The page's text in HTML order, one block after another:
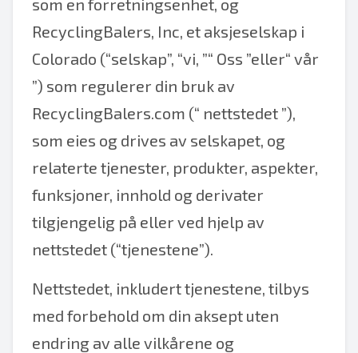
som en forretningsenhet, og
RecyclingBalers, Inc, et aksjeselskap i
Colorado (“selskap”, “vi, ”“ Oss ”eller“ vår
”) som regulerer din bruk av
RecyclingBalers.com (“ nettstedet ”),
som eies og drives av selskapet, og
relaterte tjenester, produkter, aspekter,
funksjoner, innhold og derivater
tilgjengelig på eller ved hjelp av
nettstedet (“tjenestene”).
Nettstedet, inkludert tjenestene, tilbys
med forbehold om din aksept uten
endring av alle vilkårene og